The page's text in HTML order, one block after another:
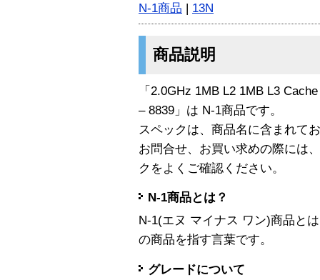
N-1商品 | 13N
商品説明
「2.0GHz 1MB L2 1MB L3
– 8839」は N-1商品です。
スペックは、商品名に含まれて
お問合せ、お買い求めの際には
クをよくご確認ください。
N-1商品とは？
N-1(エヌ マイナス ワン)商品と
の商品を指す言葉です。
グレードについて